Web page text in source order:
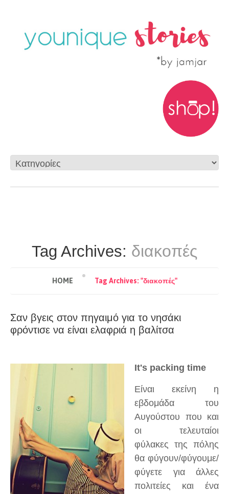
Tag Archives: διακοπές
HOME Tag Archives: "διακοπές"
Σαν βγεις στον πηγαιμό για το νησάκι
φρόντισε να είναι ελαφριά η βαλίτσα
It's packing time
Είναι εκείνη η
εβδομάδα του
Αυγούστου που και
οι τελευταίοι
φύλακες της πόλης
θα φύγουν/φύγουμε/
φύγετε για άλλες
πολιτείες και ένα